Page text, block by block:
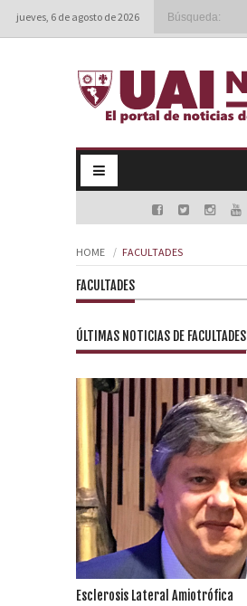
jueves, 6 de agosto de 2026
HOME FACULTADES
FACULTADES
ÚLTIMAS NOTICIAS DE FACULTADES
Esclerosis Lateral Amiotrófica